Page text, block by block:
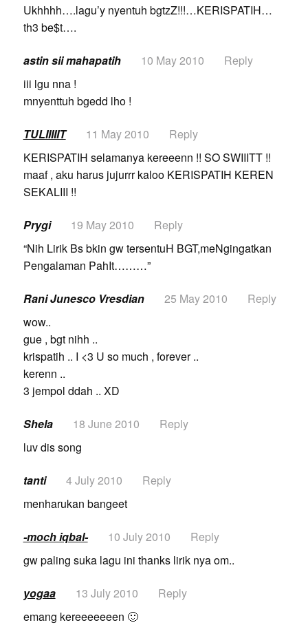
Ukhhhh….lagu’y nyentuh bgtzZ!!!…KERISPATIH…
th3 be$t….
astin sii mahapatih 10 May 2010
Reply
iii lgu nna !
mnyenttuh bgedd lho !
TULIIIIIT 11 May 2010
Reply
KERISPATIH selamanya kereeenn !! SO SWIIITT !!
maaf , aku harus jujurrr kaloo KERISPATIH KEREN
SEKALIII !!
Prygi 19 May 2010
Reply
“Nih Lirik Bs bkin gw tersentuH BGT,meNgingatkan
Pengalaman PahIt………”
Rani Junesco Vresdian 25 May 2010
Reply
wow..
gue , bgt nihh ..
krispatih .. I <3 U so much , forever ..
kerenn ..
3 jempol ddah .. XD
Shela 18 June 2010
Reply
luv dis song
tanti 4 July 2010
Reply
menharukan bangeet
-moch iqbal- 10 July 2010
Reply
gw paling suka lagu ini thanks lirik nya om..
yogaa 13 July 2010
Reply
emang kereeeeeeen 🙂